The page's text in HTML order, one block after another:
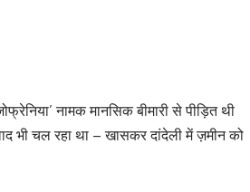
नामक मानसिक बीमारी से पीड़ित थी
भी चल रहा था – खासकर दांदेली में ज़मीन को